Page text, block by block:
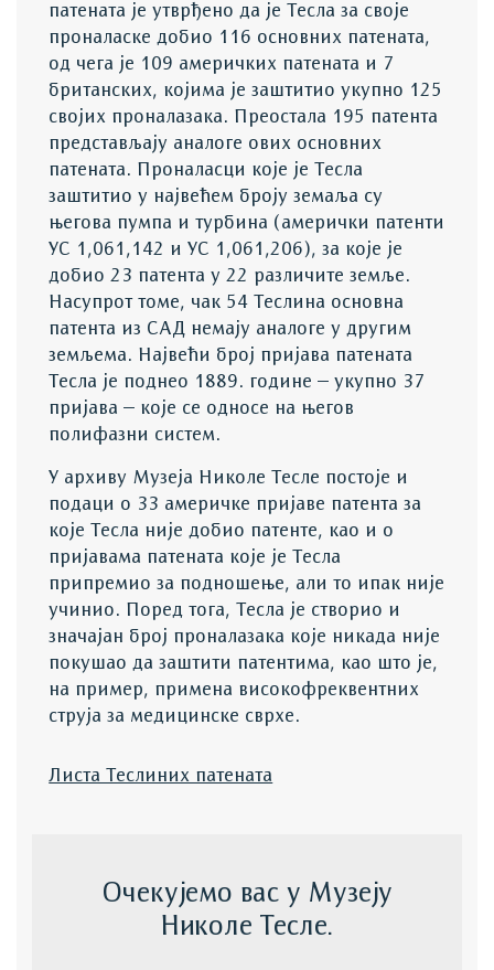
патената је утврђено да је Тесла за своје
проналаске добио 116 основних патената,
од чега је 109 америчких патената и 7
британских, којима је заштитио укупно 125
својих проналазака. Преостала 195 патента
представљају аналоге ових основних
патената. Проналасци које је Тесла
заштитио у највећем броју земаља су
његова пумпа и турбина (амерички патенти
УС 1,061,142 и УС 1,061,206), за које је
добио 23 патента у 22 различите земље.
Насупрот томе, чак 54 Теслина основна
патента из САД немају аналоге у другим
земљема. Највећи број пријава патената
Тесла је поднео 1889. године – укупно 37
пријава – које се односе на његов
полифазни систем.
У архиву Музеја Николе Тесле постоје и
подаци о 33 америчке пријаве патента за
које Тесла није добио патенте, као и о
пријавама патената које је Тесла
припремио за подношење, али то ипак није
учинио. Поред тога, Тесла је створио и
значајан број проналазака које никада није
покушао да заштити патентима, као што је,
на пример, примена високофреквентних
струја за медицинске сврхе.
Листа Теслиних патената
Очекујемо вас у Музеју
Николе Тесле.